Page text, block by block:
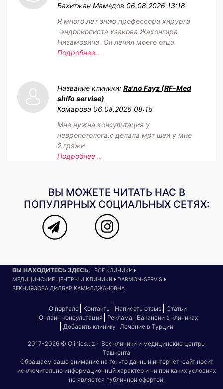
Бахитжан Мамедов 06.08.2026 13:18
Я много лет знаю профессора хирурга
-эндоскописта Узакова Жахонгира
Низамовича. Он лечил моего отца.
Подробнее...
Название клиники: Ra'no Fayz (RF-Med
shifo servise)
Комарова 06.08.2026 08:16
Мне нужна консультация у
невропотолога.с делала мрт шеи у мне
2 грэжи
Подробнее...
ВЫ МОЖЕТЕ ЧИТАТЬ НАС В
ПОПУЛЯРНЫХ СОЦИАЛЬНЫХ СЕТЯХ:
ВЫ НАХОДИТЕСЬ ЗДЕСЬ:
ВСЕ КЛИНИКИ
МЕДИЦИНСКИЕ ЦЕНТРЫ И КЛИНИКИ
DARMON-SERVIS
БЕКНИЯЗОВА ДИЛБАР КАМИЛДЖАНОВНА
О портале Контакты Написать отзыв
Статьи
Онлайн консультация
Реклама
Вакансии в клиниках
Добавить клинику
Лечение в Турции
2017-2026 © Clinics.uz - Все клиники и медицинские центры
Ташкента
Обращаем ваше внимание на то, что данный интернет-сайт носит
исключительно информационный характер и ни при каких условиях
не является публичной офертой.